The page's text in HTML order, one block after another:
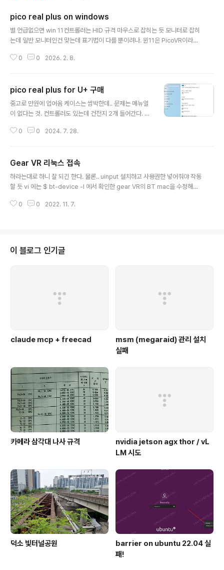
pico real plus on windows
별 언급없으면 win 11컨트롤러는 HID 규격 마우스로 잡히는 듯 모니터로 잡히
는데 일반 모니터인건 맞는데 표기법이 다를 뿐이려나. 윈11은 PicoVR이라고
usb composite device 2개 추가, 일반 usb 허브 1개 추가 스피커(USB A
장치Microsoft Input Configuration Device 1개USB 입력 장치 3개 추가
+win10 에서 custom resolution utility 를 통한 덤프[링..
0 0 2026. 2. 8.
pico real plus for U+ 구매
중고로 만원에 업어옴 케이스는 쌈박한데.. 문제는 메뉴얼
이 없다는 것. 컨트롤러도 있는데 건전지 2개 들어간다. L
쓰기힘들 듯? 두께를 얇게 하기 위해 일반 렌즈가 아니라
인가?4k 5.5인치에 RGB가 가능한가? 노트9에 연결하니
반응이 없어서 고장난 줄 알았는데v50s나 7세대 노트북
에는 잘되는걸 보면usb-c alt mode (dp)가 4k로 작동
디오 / av adapter로 인식되고 자동 설치 된다. 근데.. 왜
0 0 2024. 7. 28.
Gear VR 리눅스 접속
하라는대로 하니 잘 되긴 한다. 물론.. uinput 설치하고 사용권한 넣어줘야 작동
할 듯 vi 에는 $ bt-device -l 에서 확인한 gear VR의 BT mac을 수정해주
gear-vr-controller-linux.git $ cd gear-vr-controller-linux $ pip3
0 0 2022. 11. 7.
이 블로그 인기글
claude mcp + freecad
msm (megaraid) 관리 설치
실패
카메라 삼각대 나사 규격
nvidia jetson agx thor / vL
LM 시도
덕소 빛터널공원
barrier on ubuntu 22.04 실
패!